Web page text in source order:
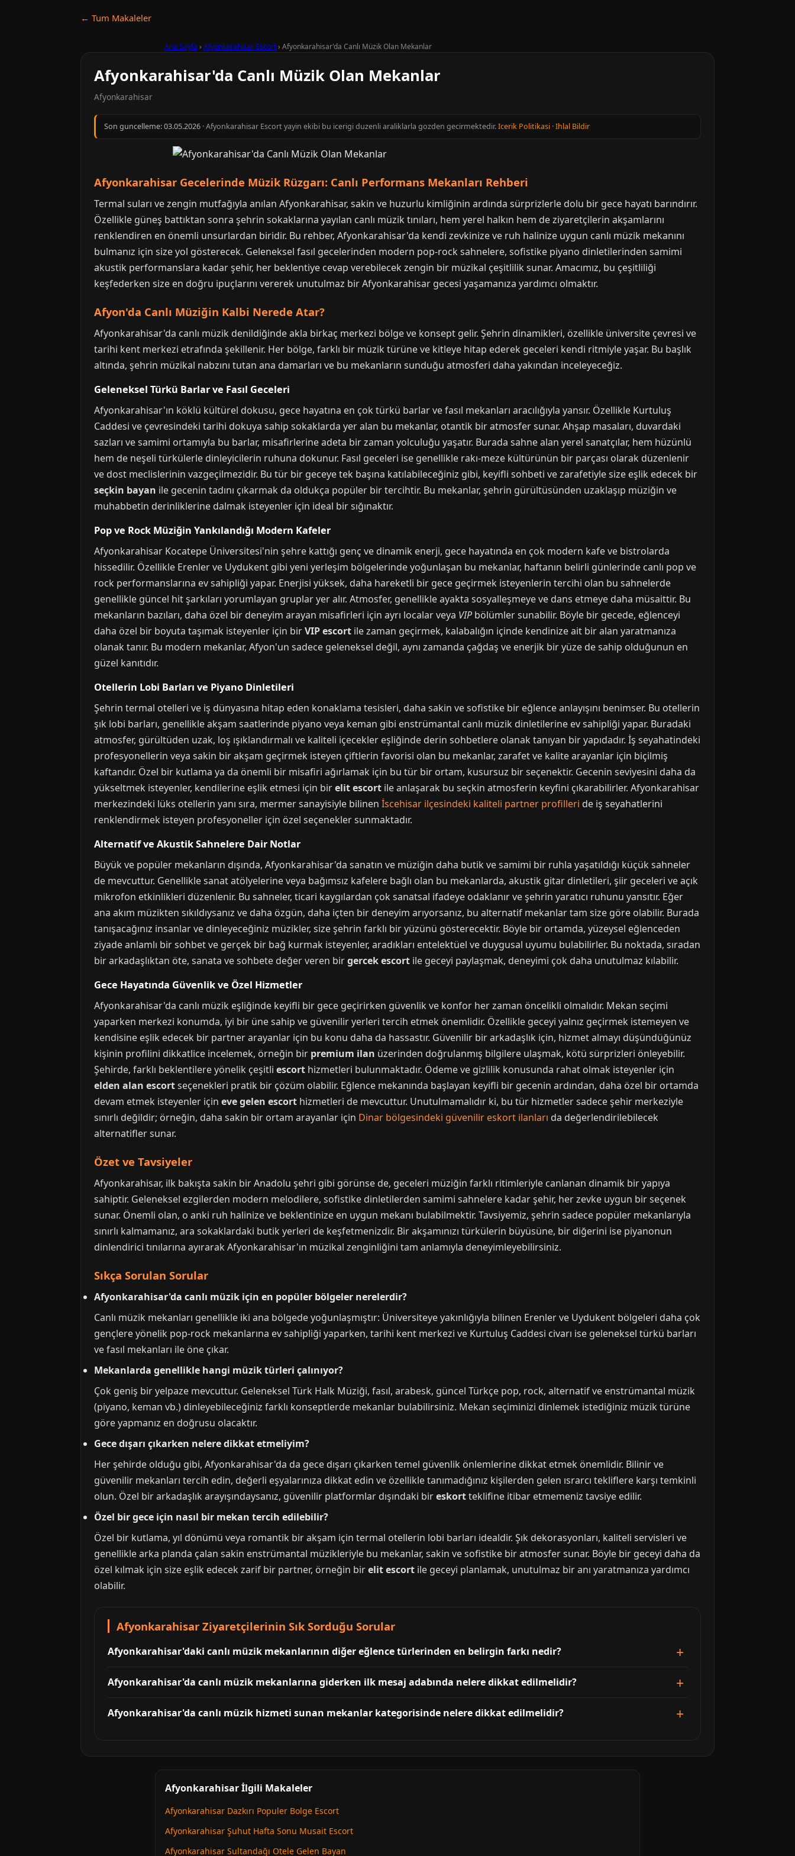
← Tum Makaleler
Ana Sayfa › Afyonkarahisar Escort› Afyonkarahisar'da Canlı Müzik Olan Mekanlar
Afyonkarahisar'da Canlı Müzik Olan Mekanlar
Afyonkarahisar
Son guncelleme:03.05.2026 · Afyonkarahisar Escort yayin ekibi bu icerigi duzenli araliklarla gozden gecirmektedir.Icerik Politikasi ·Ihlal Bildir
Afyonkarahisar Gecelerinde Müzik Rüzgarı: Canlı Performans Mekanları Rehberi
Termal suları ve zengin mutfağıyla anılan Afyonkarahisar, sakin ve huzurlu kimliğinin ardında sürprizlerle dolu bir gece hayatı barındırır.
Özellikle güneş battıktan sonra şehrin sokaklarına yayılan canlı müzik tınıları, hem yerel halkın hem de ziyaretçilerin akşamlarını
renklendiren en önemli unsurlardan biridir. Bu rehber, Afyonkarahisar'da kendi zevkinize ve ruh halinize uygun canlı müzik mekanını
bulmanız için size yol gösterecek. Geleneksel fasıl gecelerinden modern pop-rock sahnelere, sofistike piyano dinletilerinden samimi
akustik performanslara kadar şehir, her beklentiye cevap verebilecek zengin bir müzikal çeşitlilik sunar. Amacımız, bu çeşitliliği
keşfederken size en doğru ipuçlarını vererek unutulmaz bir Afyonkarahisar gecesi yaşamanıza yardımcı olmaktır.
Afyon'da Canlı Müziğin Kalbi Nerede Atar?
Afyonkarahisar'da canlı müzik denildiğinde akla birkaç merkezi bölge ve konsept gelir. Şehrin dinamikleri, özellikle üniversite çevresi ve
tarihi kent merkezi etrafında şekillenir. Her bölge, farklı bir müzik türüne ve kitleye hitap ederek geceleri kendi ritmiyle yaşar. Bu başlık
altında, şehrin müzikal nabzını tutan ana damarları ve bu mekanların sunduğu atmosferi daha yakından inceleyeceğiz.
Geleneksel Türkü Barlar ve Fasıl Geceleri
Afyonkarahisar'ın köklü kültürel dokusu, gece hayatına en çok türkü barlar ve fasıl mekanları aracılığıyla yansır. Özellikle Kurtuluş
Caddesi ve çevresindeki tarihi dokuya sahip sokaklarda yer alan bu mekanlar, otantik bir atmosfer sunar. Ahşap masaları, duvardaki
sazları ve samimi ortamıyla bu barlar, misafirlerine adeta bir zaman yolculuğu yaşatır. Burada sahne alan yerel sanatçılar, hem hüzünlü
hem de neşeli türkülerle dinleyicilerin ruhuna dokunur. Fasıl geceleri ise genellikle rakı-meze kültürünün bir parçası olarak düzenlenir
ve dost meclislerinin vazgeçilmezidir. Bu tür bir geceye tek başına katılabileceğiniz gibi, keyifli sohbeti ve zarafetiyle size eşlik edecek bir
seçkin bayan ile gecenin tadını çıkarmak da oldukça popüler bir tercihtir. Bu mekanlar, şehrin gürültüsünden uzaklaşıp müziğin ve
muhabbetin derinliklerine dalmak isteyenler için ideal bir sığınaktır.
Pop ve Rock Müziğin Yankılandığı Modern Kafeler
Afyonkarahisar Kocatepe Üniversitesi'nin şehre kattığı genç ve dinamik enerji, gece hayatında en çok modern kafe ve bistrolarda
hissedilir. Özellikle Erenler ve Uydukent gibi yeni yerleşim bölgelerinde yoğunlaşan bu mekanlar, haftanın belirli günlerinde canlı pop ve
rock performanslarına ev sahipliği yapar. Enerjisi yüksek, daha hareketli bir gece geçirmek isteyenlerin tercihi olan bu sahnelerde
genellikle güncel hit şarkıları yorumlayan gruplar yer alır. Atmosfer, genellikle ayakta sosyalleşmeye ve dans etmeye daha müsaittir. Bu
mekanların bazıları, daha özel bir deneyim arayan misafirleri için ayrı localar veya VIP bölümler sunabilir. Böyle bir gecede, eğlenceyi
daha özel bir boyuta taşımak isteyenler için birVIP escort ile zaman geçirmek, kalabalığın içinde kendinize ait bir alan yaratmanıza
olanak tanır. Bu modern mekanlar, Afyon'un sadece geleneksel değil, aynı zamanda çağdaş ve enerjik bir yüze de sahip olduğunun en
güzel kanıtıdır.
Otellerin Lobi Barları ve Piyano Dinletileri
Şehrin termal otelleri ve iş dünyasına hitap eden konaklama tesisleri, daha sakin ve sofistike bir eğlence anlayışını benimser. Bu otellerin
şık lobi barları, genellikle akşam saatlerinde piyano veya keman gibi enstrümantal canlı müzik dinletilerine ev sahipliği yapar. Buradaki
atmosfer, gürültüden uzak, loş ışıklandırmalı ve kaliteli içecekler eşliğinde derin sohbetlere olanak tanıyan bir yapıdadır. İş seyahatindeki
profesyonellerin veya sakin bir akşam geçirmek isteyen çiftlerin favorisi olan bu mekanlar, zarafet ve kalite arayanlar için biçilmiş
kaftandır. Özel bir kutlama ya da önemli bir misafiri ağırlamak için bu tür bir ortam, kusursuz bir seçenektir. Gecenin seviyesini daha da
yükseltmek isteyenler, kendilerine eşlik etmesi için birelit escort ile anlaşarak bu seçkin atmosferin keyfini çıkarabilirler. Afyonkarahisar
merkezindeki lüks otellerin yanı sıra, mermer sanayisiyle bilinen İscehisar ilçesindeki kaliteli partner profilleri de iş seyahatlerini
renklendirmek isteyen profesyoneller için özel seçenekler sunmaktadır.
Alternatif ve Akustik Sahnelere Dair Notlar
Büyük ve popüler mekanların dışında, Afyonkarahisar'da sanatın ve müziğin daha butik ve samimi bir ruhla yaşatıldığı küçük sahneler
de mevcuttur. Genellikle sanat atölyelerine veya bağımsız kafelere bağlı olan bu mekanlarda, akustik gitar dinletileri, şiir geceleri ve açık
mikrofon etkinlikleri düzenlenir. Bu sahneler, ticari kaygılardan çok sanatsal ifadeye odaklanır ve şehrin yaratıcı ruhunu yansıtır. Eğer
ana akım müzikten sıkıldıysanız ve daha özgün, daha içten bir deneyim arıyorsanız, bu alternatif mekanlar tam size göre olabilir. Burada
tanışacağınız insanlar ve dinleyeceğiniz müzikler, size şehrin farklı bir yüzünü gösterecektir. Böyle bir ortamda, yüzeysel eğlenceden
ziyade anlamlı bir sohbet ve gerçek bir bağ kurmak isteyenler, aradıkları entelektüel ve duygusal uyumu bulabilirler. Bu noktada, sıradan
bir arkadaşlıktan öte, sanata ve sohbete değer veren birgercek escort ile geceyi paylaşmak, deneyimi çok daha unutulmaz kılabilir.
Gece Hayatında Güvenlik ve Özel Hizmetler
Afyonkarahisar'da canlı müzik eşliğinde keyifli bir gece geçirirken güvenlik ve konfor her zaman öncelikli olmalıdır. Mekan seçimi
yaparken merkezi konumda, iyi bir üne sahip ve güvenilir yerleri tercih etmek önemlidir. Özellikle geceyi yalnız geçirmek istemeyen ve
kendisine eşlik edecek bir partner arayanlar için bu konu daha da hassastır. Güvenilir bir arkadaşlık için, hizmet almayı düşündüğünüz
kişinin profilini dikkatlice incelemek, örneğin bir premium ilan üzerinden doğrulanmış bilgilere ulaşmak, kötü sürprizleri önleyebilir.
Şehirde, farklı beklentilere yönelik çeşitli escort hizmetleri bulunmaktadır. Ödeme ve gizlilik konusunda rahat olmak isteyenler için
elden alan escortseçenekleri pratik bir çözüm olabilir. Eğlence mekanında başlayan keyifli bir gecenin ardından, daha özel bir ortamda
devam etmek isteyenler için eve gelen escort hizmetleri de mevcuttur. Unutulmamalıdır ki, bu tür hizmetler sadece şehir merkeziyle
sınırlı değildir; örneğin, daha sakin bir ortam arayanlar için Dinar bölgesindeki güvenilir eskort ilanları da değerlendirilebilecek
alternatifler sunar.
Özet ve Tavsiyeler
Afyonkarahisar, ilk bakışta sakin bir Anadolu şehri gibi görünse de, geceleri müziğin farklı ritimleriyle canlanan dinamik bir yapıya
sahiptir. Geleneksel ezgilerden modern melodilere, sofistike dinletilerden samimi sahnelere kadar şehir, her zevke uygun bir seçenek
sunar. Önemli olan, o anki ruh halinize ve beklentinize en uygun mekanı bulabilmektir. Tavsiyemiz, şehrin sadece popüler mekanlarıyla
sınırlı kalmamanız, ara sokaklardaki butik yerleri de keşfetmenizdir. Bir akşamınızı türkülerin büyüsüne, bir diğerini ise piyanonun
dinlendirici tınılarına ayırarak Afyonkarahisar'ın müzikal zenginliğini tam anlamıyla deneyimleyebilirsiniz.
Sıkça Sorulan Sorular
Afyonkarahisar'da canlı müzik için en popüler bölgeler nerelerdir?
Canlı müzik mekanları genellikle iki ana bölgede yoğunlaşmıştır: Üniversiteye yakınlığıyla bilinen Erenler ve Uydukent bölgeleri daha çok
gençlere yönelik pop-rock mekanlarına ev sahipliği yaparken, tarihi kent merkezi ve Kurtuluş Caddesi civarı ise geleneksel türkü barları
ve fasıl mekanları ile öne çıkar.
Mekanlarda genellikle hangi müzik türleri çalınıyor?
Çok geniş bir yelpaze mevcuttur. Geleneksel Türk Halk Müziği, fasıl, arabesk, güncel Türkçe pop, rock, alternatif ve enstrümantal müzik
(piyano, keman vb.) dinleyebileceğiniz farklı konseptlerde mekanlar bulabilirsiniz. Mekan seçiminizi dinlemek istediğiniz müzik türüne
göre yapmanız en doğrusu olacaktır.
Gece dışarı çıkarken nelere dikkat etmeliyim?
Her şehirde olduğu gibi, Afyonkarahisar'da da gece dışarı çıkarken temel güvenlik önlemlerine dikkat etmek önemlidir. Bilinir ve
güvenilir mekanları tercih edin, değerli eşyalarınıza dikkat edin ve özellikle tanımadığınız kişilerden gelen ısrarcı tekliflere karşı temkinli
olun. Özel bir arkadaşlık arayışındaysanız, güvenilir platformlar dışındaki bireskortteklifine itibar etmemeniz tavsiye edilir.
Özel bir gece için nasıl bir mekan tercih edilebilir?
Özel bir kutlama, yıl dönümü veya romantik bir akşam için termal otellerin lobi barları idealdir. Şık dekorasyonları, kaliteli servisleri ve
genellikle arka planda çalan sakin enstrümantal müzikleriyle bu mekanlar, sakin ve sofistike bir atmosfer sunar. Böyle bir geceyi daha da
özel kılmak için size eşlik edecek zarif bir partner, örneğin birelit escort ile geceyi planlamak, unutulmaz bir anı yaratmanıza yardımcı
olabilir.
Afyonkarahisar Ziyaretçilerinin Sık Sorduğu Sorular
Afyonkarahisar'daki canlı müzik mekanlarının diğer eğlence türlerinden en belirgin farkı nedir?
Afyonkarahisar'da canlı müzik mekanlarına giderken ilk mesaj adabında nelere dikkat edilmelidir?
Afyonkarahisar'da canlı müzik hizmeti sunan mekanlar kategorisinde nelere dikkat edilmelidir?
Afyonkarahisar İlgili Makaleler
Afyonkarahisar Dazkırı Populer Bolge Escort
Afyonkarahisar Şuhut Hafta Sonu Musait Escort
Afyonkarahisar Sultandağı Otele Gelen Bayan